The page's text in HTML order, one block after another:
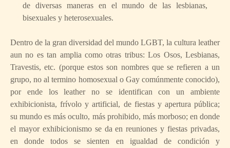
de diversas maneras en el mundo de las lesbianas,
bisexuales y heterosexuales.
Dentro de la gran diversidad del mundo LGBT, la cultura leather
aun no es tan amplia como otras tribus: Los Osos, Lesbianas,
Travestis, etc. (porque estos son nombres que se refieren a un
grupo, no al termino homosexual o Gay comúnmente conocido),
por ende los leather no se identifican con un ambiente
exhibicionista, frívolo y artificial, de fiestas y apertura pública;
su mundo es más oculto, más prohibido, más morboso; en donde
el mayor exhibicionismo se da en reuniones y fiestas privadas,
en donde todos se sienten en igualdad de condición y